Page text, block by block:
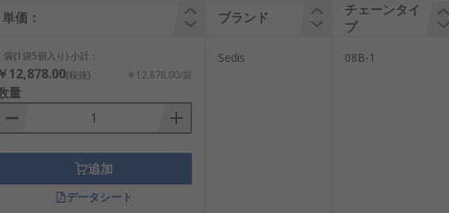
た外部プレートと、個別に取り付ける連結プレートで
クには、次の3種類があります。
ライドすることで、ピンの端に切り込まれた溝にはま
して固定します。この2つの方法では、「動きばめ」が
の連結リンクは、ANSIシリーズのデタッチャブルチェ
使用できます。この方法では、ピンを穴に挿入したと
単価： ブランド
チェーンタイ
プ
袋(1袋5個入り) 小計：
￥12,878.00(税抜) ￥12,878.00/袋
量
追加
データシート
Sedis 08B-1